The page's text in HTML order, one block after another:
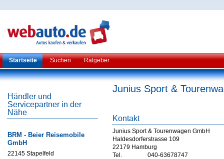
Startseite Suchen Ratgeber
Händler und
Servicepartner in der
Nähe
BRM - Beier Reisemobile
GmbH
22145 Stapelfeld
Junius Sport &
Kontakt
Junius Sport & Tourenwagen GmbH
Haldesdorferstrasse 109
22179 Hamburg
Tel.
040-63678747